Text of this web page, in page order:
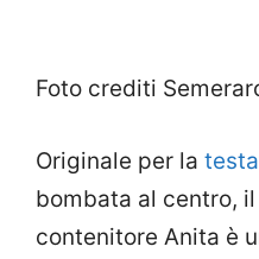
Foto crediti
Originale per la
bombata al centro,
contenitore Anita è